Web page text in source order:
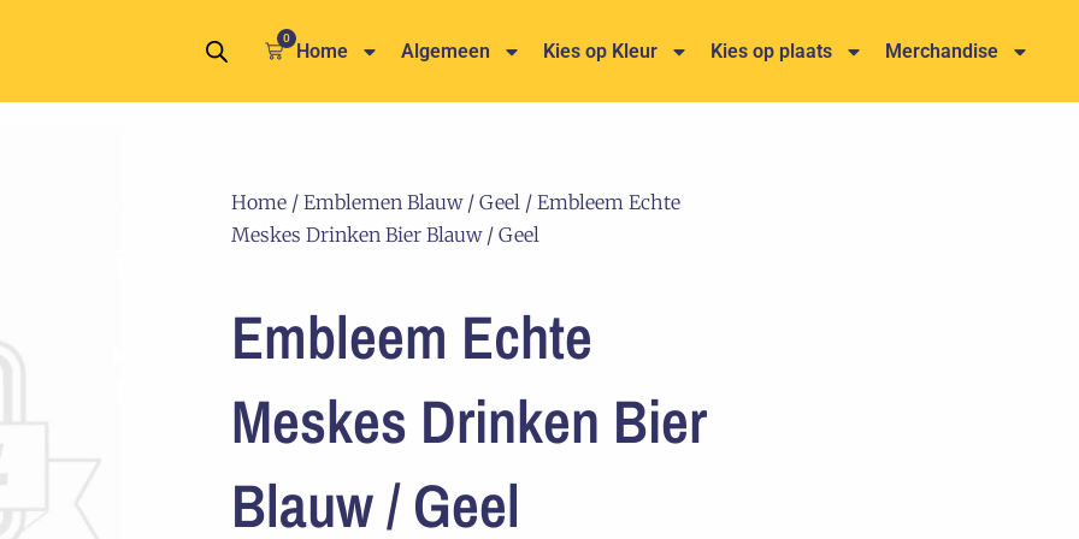
0
Winkelwagen
Home Algemeen Kies op Kleur Kies op plaats Merchandise
Home / Emblemen Blauw / Geel / Embleem Echte
Meskes Drinken Bier Blauw / Geel
Embleem Echte
Meskes Drinken Bier
Blauw / Geel